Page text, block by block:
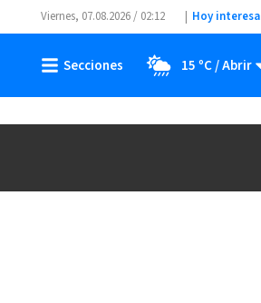
Viernes, 07.08.2026 / 02:12 Hoy interesa
15 ºC